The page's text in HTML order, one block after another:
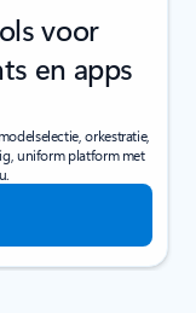
voor
en apps
orkestratie,
uniform platform met